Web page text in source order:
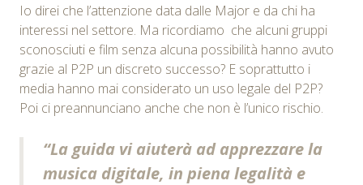
Io direi che l’attenzione data dalle Major e da chi ha
interessi nel settore. Ma ricordiamo che alcuni gruppi
sconosciuti e film senza alcuna possibilità hanno avuto
grazie al P2P un discreto successo? E soprattutto i
media hanno mai considerato un uso legale del P2P?
Poi ci preannunciano anche che non è l’unico rischio.
“La guida vi aiuterà ad apprezzare la
musica digitale, in piena legalità e